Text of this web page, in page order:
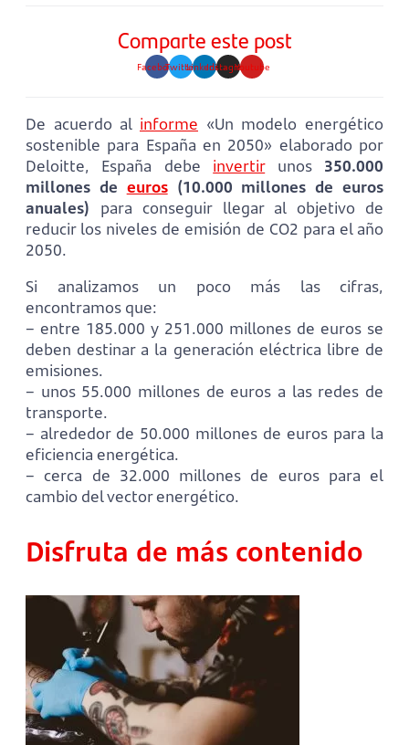
Comparte este post
FacebookTwitterLinkedinInstagramYoutube
De acuerdo al informe «Un modelo energético
sostenible para España en 2050» elaborado por
Deloitte, España debe invertirunos 350.000
millones de euros(10.000 millones de euros
anuales) para conseguir llegar al objetivo de
reducir los niveles de emisión de CO2 para el año
2050.
Si analizamos un poco más las cifras,
encontramos que:
– entre 185.000 y 251.000 millones de euros se
deben destinar a la generación eléctrica libre de
emisiones.
– unos 55.000 millones de euros a las redes de
transporte.
– alrededor de 50.000 millones de euros para la
eficiencia energética.
– cerca de 32.000 millones de euros para el
cambio del vector energético.
Disfruta de más contenido